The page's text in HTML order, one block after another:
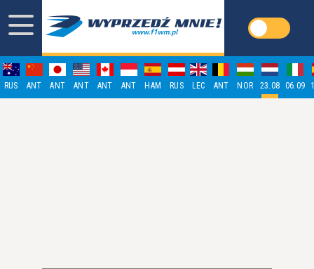
RUS ANT ANT ANT ANT ANT HAM RUS LEC ANT NOR 23.08 06.09